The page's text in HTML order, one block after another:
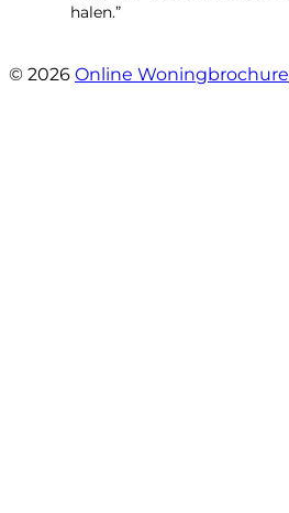
halen.”
© 2026 Online Woningbrochure